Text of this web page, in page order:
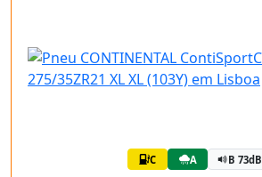
C A B 73dB